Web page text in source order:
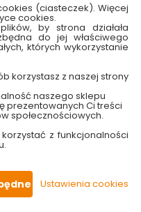
do makaronu.
Łyżka została
nadaje się do
uchwyt wykonany z
umożliwia zawieszenie
Mianowicie, jest to
są tylko solidne
(ciasteczek). Więcej
cookies.
by strona działała
do jej właściwego
których wykorzystanie
korzystasz z naszej strony
naszego sklepu
prezentowanych Ci treści
społecznościowych.
z funkcjonalności
Ustawienia cookies